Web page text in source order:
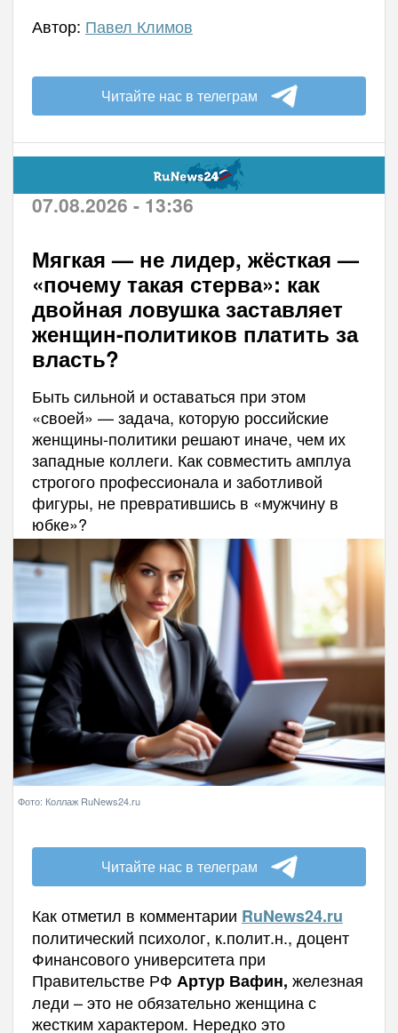
Автор: Павел Климов
Читайте нас в телеграм
07.08.2026 - 13:36
Мягкая — не лидер, жёсткая —
«почему такая стерва»: как
двойная ловушка заставляет
женщин-политиков платить за
власть?
Быть сильной и оставаться при этом
«своей» — задача, которую российские
женщины-политики решают иначе, чем их
западные коллеги. Как совместить амплуа
строгого профессионала и заботливой
фигуры, не превратившись в «мужчину в
юбке»?
Фото: Коллаж RuNews24.ru
Читайте нас в телеграм
Как отметил в комментарии RuNews24.ru
политический психолог, к.полит.н., доцент
Финансового университета при
Правительстве РФ Артур Вафин, железная
леди – это не обязательно женщина с
жестким характером. Нередко это